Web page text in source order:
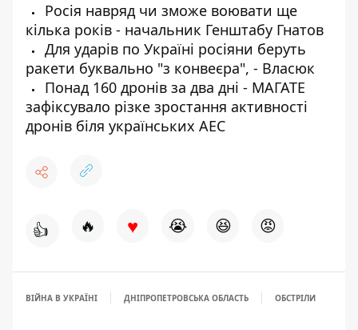
Росія навряд чи зможе воювати ще
кілька років - начальник Генштабу Гнатов
Для ударів по Україні росіяни беруть
ракети буквально "з конвеєра", - Власюк
Понад 160 дронів за два дні - МАГАТЕ
зафіксувало різке зростання активності
дронів біля українських АЕС
👍 🔥 ♥ 😭 😆 😡
ВІЙНА В УКРАЇНІ ДНІПРОПЕТРОВСЬКА ОБЛАСТЬ ОБСТРІЛИ